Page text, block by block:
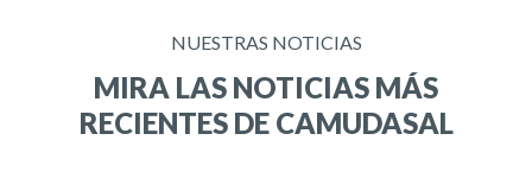
NUESTRAS NOTICIAS
MIRA LAS NOTICIAS MÁS
RECIENTES DE CAMUDASAL